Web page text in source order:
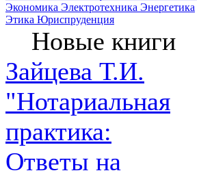
Экономика Электротехника Энергетика
Этика Юриспруденция
Новые книги
Зайцева Т.И.
"Нотариальная
практика:
Ответы на